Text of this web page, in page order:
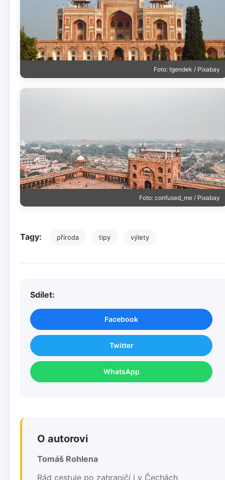
Foto: tgendek / Pixabay
Foto: confused_me / Pixabay
Tagy: příroda tipy výlety
Sdílet:
Facebook
Twitter
WhatsApp
O autorovi
Tomáš Rohlena
Rád cestuje po zahraničí i v Čechách